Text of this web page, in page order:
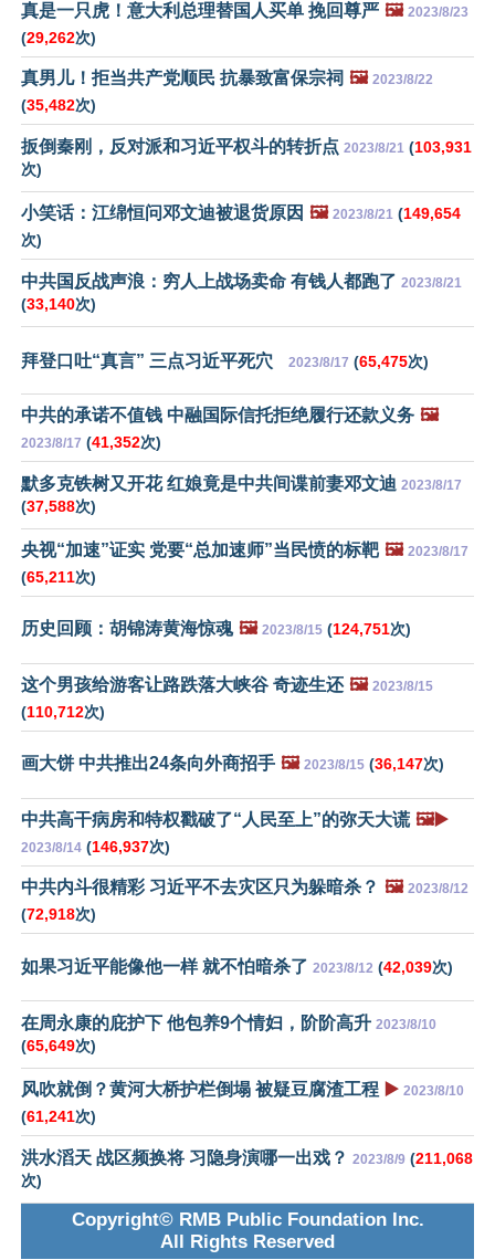
真是一只虎！意大利总理替国人买单 挽回尊严 🖼️ 2023/8/23
(29,262次)
真男儿！拒当共产党顺民 抗暴致富保宗祠 🖼️ 2023/8/22
(35,482次)
扳倒秦刚，反对派和习近平权斗的转折点 2023/8/21 (103,931
次)
小笑话：江绵恒问邓文迪被退货原因 🖼️ 2023/8/21 (149,654
次)
中共国反战声浪：穷人上战场卖命 有钱人都跑了 2023/8/21
(33,140次)
拜登口吐“真言” 三点习近平死穴 2023/8/17 (65,475次)
中共的承诺不值钱 中融国际信托拒绝履行还款义务 🖼️
2023/8/17 (41,352次)
默多克铁树又开花 红娘竟是中共间谍前妻邓文迪 2023/8/17
(37,588次)
央视“加速”证实 党要“总加速师”当民愤的标靶 🖼️ 2023/8/17
(65,211次)
历史回顾：胡锦涛黄海惊魂 🖼️ 2023/8/15 (124,751次)
这个男孩给游客让路跌落大峡谷 奇迹生还 🖼️ 2023/8/15
(110,712次)
画大饼 中共推出24条向外商招手 🖼️ 2023/8/15 (36,147次)
中共高干病房和特权戳破了“人民至上”的弥天大谎 🖼️▶️
2023/8/14 (146,937次)
中共内斗很精彩 习近平不去灾区只为躲暗杀？ 🖼️ 2023/8/12
(72,918次)
如果习近平能像他一样 就不怕暗杀了 2023/8/12 (42,039次)
在周永康的庇护下 他包养9个情妇，阶阶高升 2023/8/10
(65,649次)
风吹就倒？黄河大桥护栏倒塌 被疑豆腐渣工程 ▶️ 2023/8/10
(61,241次)
洪水滔天 战区频换将 习隐身演哪一出戏？ 2023/8/9 (211,068
次)
Copyright© RMB Public Foundation Inc.
All Rights Reserved